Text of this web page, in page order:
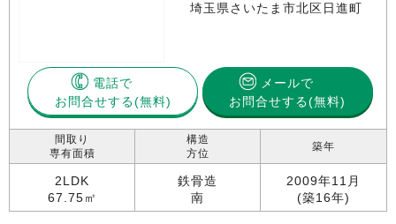
埼玉県さいたま市北区日進町
電話で
お問合せする
メールで
お問合せする(無料)
間取り
専有面積
2LDK
67.75㎡
構造
方位
鉄骨造
南
築年
2009年11月
(築16年)